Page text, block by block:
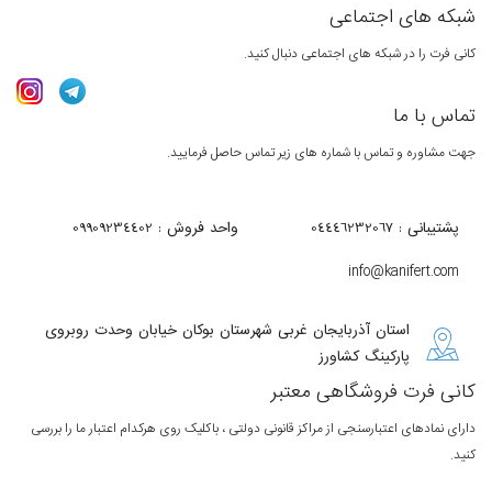
شبکه های اجتماعی
کانی فرت را در شبکه های اجتماعی دنبال کنید.
تماس با ما
جهت مشاوره و تماس با شماره های زیر تماس حاصل فرمایید.
پشتیبانی : 04446232067 واحد فروش : 09909234402
info@kanifert.com
استان آذربایجان غربی شهرستان بوکان خیابان وحدت روبروی
پارکینگ کشاورز
کانی فرت فروشگاهی معتبر
دارای نمادهای اعتبارسنجی از مراکز قانونی دولتی ، باکلیک روی هرکدام اعتبار ما را بررسی
کنید.